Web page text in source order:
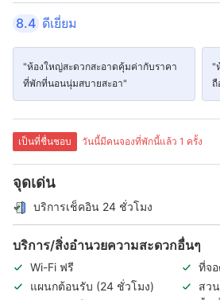
8.4 ดีเยี่ยม
"ห้องใหญ่สะดวกสะอาดคุ้มค่ากับราคา
ที่พักที่นอนนุ่มสบายสะอา"
"
ถื
เป็นที่ชื่นชอบ วันนี้มีคนจองที่พักนี้แล้ว 1 ครั้ง
จุดเด่น
บริการเช็คอิน 24 ชั่วโมง
บริการ/สิ่งอำนวยความสะดวกอื่นๆ
Wi-Fi ฟรี
ที่จ
แผนกต้อนรับ (24 ชั่วโมง)
สวน